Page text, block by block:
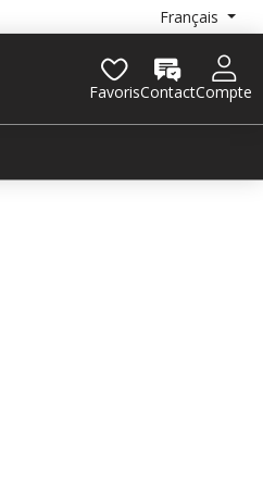
Français
ContactCompte
Favoris